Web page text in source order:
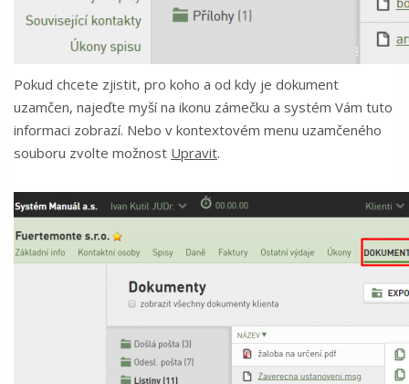
Pokud chcete zjistit, pro koho a od kdy je dokument
uzamčen, najeďte myší na ikonu zámečku a systém Vám tuto
informaci zobrazí. Nebo v kontextovém menu uzamčeného
souboru zvolte možnost Upravit.